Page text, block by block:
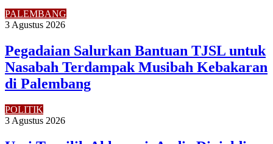
PALEMBANG
3 Agustus 2026
Pegadaian Salurkan Bantuan TJSL untuk
Nasabah Terdampak Musibah Kebakaran
di Palembang
POLITIK
3 Agustus 2026